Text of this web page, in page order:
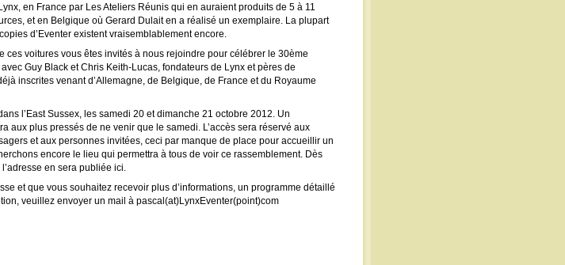
en France par Les Ateliers Réunis qui en auraient produits de 5 à 11
et en Belgique où Gerard Dulait en a réalisé un exemplaire. La plupart
d’Eventer existent vraisemblablement encore.
ces voitures vous êtes invités à nous rejoindre pour célébrer le 30ème
Guy Black et Chris Keith-Lucas, fondateurs de Lynx et pères de
inscrites venant d’Allemagne, de Belgique, de France et du Royaume
l’East Sussex, les samedi 20 et dimanche 21 octobre 2012. Un
aux plus pressés de ne venir que le samedi. L’accès sera réservé aux
et aux personnes invitées, ceci par manque de place pour accueillir un
encore le lieu qui permettra à tous de voir ce rassemblement. Dès
en sera publiée ici.
et que vous souhaitez recevoir plus d’informations, un programme détaillé
veuillez envoyer un mail à pascal(at)LynxEventer(point)com